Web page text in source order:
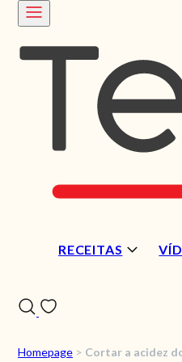
RECEITAS
Homepage > Cortar a acidez